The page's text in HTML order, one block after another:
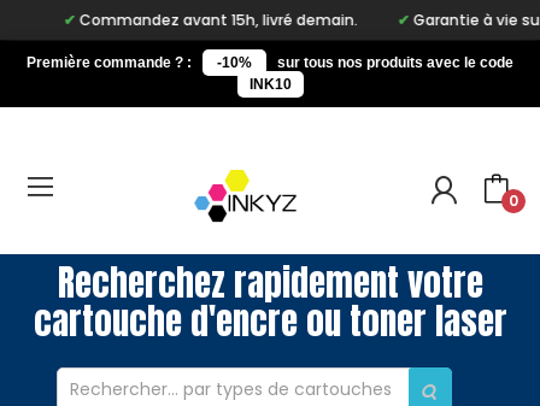
Commandez avant 15h, livré demain. Garantie à vie sur
Première commande ? : -10%
sur tous nos produits avec le code
INK10
0
Recherchez rapidement votre
cartouche d'encre ou toner laser